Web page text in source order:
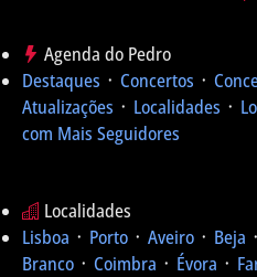
Agenda do Pedro
Destaques ᛫ Concertos ᛫
Atualizações ᛫ Localidades ᛫
com Mais Seguidores
Localidades
Lisboa ᛫ Porto ᛫ Aveiro ᛫ Beja ᛫
Branco ᛫ Coimbra ᛫ Évora ᛫